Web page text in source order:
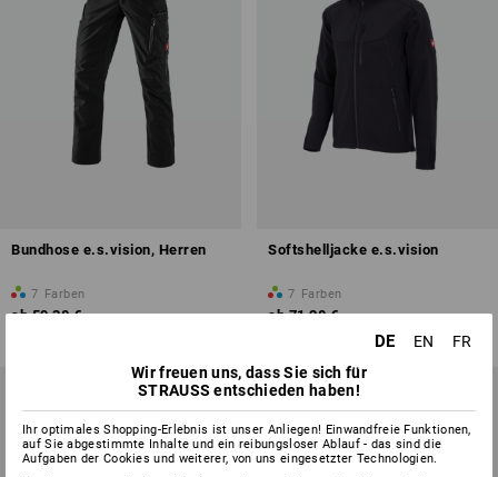
Bundhose e.s.vision, Herren
7 Farben
ab 59,38 €
Softshelljacke e.s.vision
7 Farben
ab 71,28 €
(m. MwSt.) ab 20 Stück
DE EN
FR
Wir freuen uns, dass Sie sich für
STRAUSS entschieden haben!
Ihr optimales Shopping-Erlebnis ist unser Anliegen! Einwandfreie Funktionen,
auf Sie abgestimmte Inhalte und ein reibungsloser Ablauf - das sind die
Aufgaben der Cookies und weiterer, von uns eingesetzter Technologien.